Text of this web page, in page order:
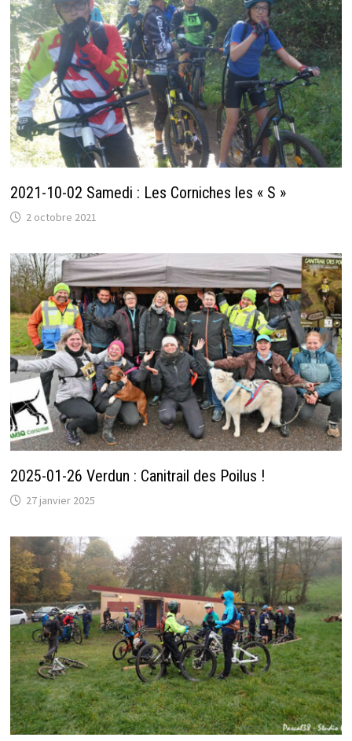
2021-10-02 Samedi : Les Corniches les « S »
2 octobre 2021
2025-01-26 Verdun : Canitrail des Poilus !
27 janvier 2025